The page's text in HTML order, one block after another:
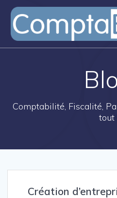
au
Comptabilité, Fiscalité,
tout
Création